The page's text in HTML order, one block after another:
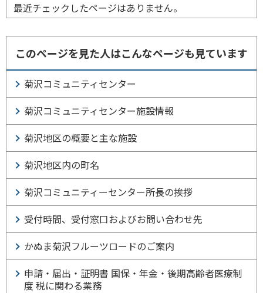
最近チェックしたページはありません。
このページを見た人はこんなページも見ています
菊沢コミュニティセンター
菊沢コミュニティセンター施設情報
菊沢地区の概要と主な施設
菊沢地区内の町名
菊沢コミュニティーセンター所長の挨拶
受付時間、受付窓口およびお問い合わせ先
かぬま菊沢フルーツロードのご案内
申請・届出・証明書 国保・年金・後期高齢者医療制
度 税に関わる業務